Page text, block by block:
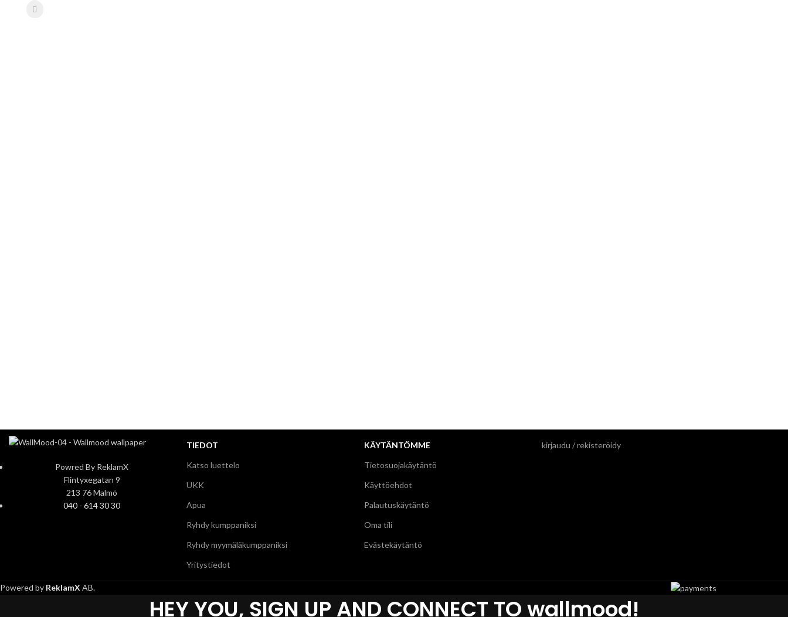
Powred By ReklamX
Flintyxegatan 9
213 76 Malmö
040 - 614 30 30
TIEDOT
Katso luettelo
UKK
Apua
Ryhdy kumppaniksi
Ryhdy myymäläkumppaniksi
Yritystiedot
KÄYTÄNTÖMME
Tietosuojakäytäntö
Käyttöehdot
Palautuskäytäntö
Oma tili
Evästekäytäntö
kirjaudu / rekisteröidy
Powered by ReklamX AB.
HEY YOU, SIGN UP AND CONNECT TO wallmood!